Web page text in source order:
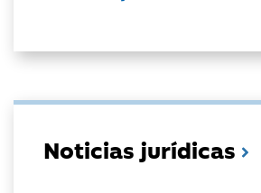
Noticias jurídicas